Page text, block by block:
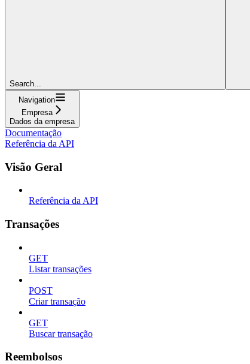
Search...
Navigation
Empresa
Dados da empresa
Documentação
Referência da API
Visão Geral
Referência da API
Transações
GET
Listar transações
POST
Criar transação
GET
Buscar transação
Reembolsos